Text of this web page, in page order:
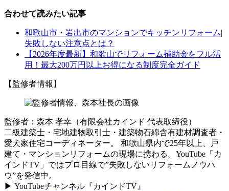
合わせて読みたい記事
和歌山市・岩出市のマンションでキッチンリフォーム|
失敗しない注意点とは？
【2026年度最新】和歌山でリフォーム補助金をフル活
用！最大200万円以上お得になる制度完全ガイド
【監修者情報】
監修者：森本 孝幸（有限会社カインド 代表取締役）
二級建築士・宅地建物取引士・建築物石綿含有建材調査者・
愛犬家住宅コーディネーター。 和歌山県内で25年以上、戸
建て・マンションリフォームの現場に携わる。YouTube「カ
インドTV」ではプロ目線で”失敗しないリフォームノウハ
ウ”を発信中。
▶ YouTubeチャンネル『カインドTV』